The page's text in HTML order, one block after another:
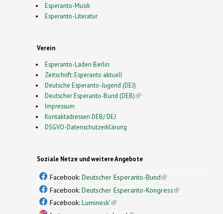
Esperanto-Musik
Esperanto-Literatur
Verein
Esperanto-Laden Berlin
Zeitschrift: Esperanto aktuell
Deutsche Esperanto-Jugend (DEJ)
Deutscher Esperanto-Bund (DEB)(link is external)
Impressum
Kontaktadressen DEB/ DEJ
DSGVO-Datenschutzerklärung
Soziale Netze und weitere Angebote
Facebook: Deutscher Esperanto-Bund(link is
external)
Facebook: Deutscher Esperanto-Kongress(link is
Facebook: Luminesk'(link is external)